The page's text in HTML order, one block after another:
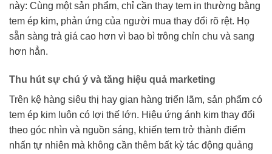
này: Cùng một sản phẩm, chỉ cần thay tem in thường bằng
tem ép kim, phản ứng của người mua thay đổi rõ rệt. Họ
sẵn sàng trả giá cao hơn vì bao bì trông chỉn chu và sang
hơn hẳn.
Thu hút sự chú ý và tăng hiệu quả marketing
Trên kệ hàng siêu thị hay gian hàng triển lãm, sản phẩm có
tem ép kim luôn có lợi thế lớn. Hiệu ứng ánh kim thay đổi
theo góc nhìn và nguồn sáng, khiến tem trở thành điểm
nhấn tự nhiên mà không cần thêm bất kỳ tác động quảng